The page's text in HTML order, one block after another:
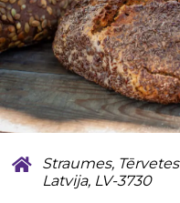
Straumes,
Latvija, LV-3730